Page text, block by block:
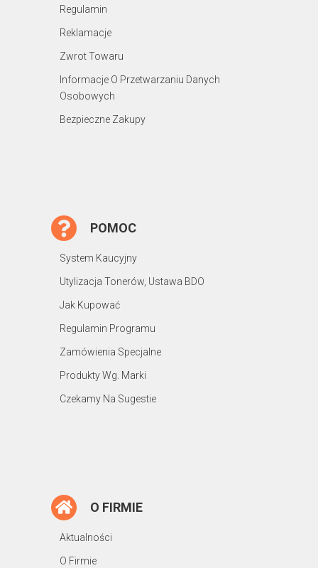
Regulamin
Reklamacje
Zwrot Towaru
Informacje O Przetwarzaniu Danych
Osobowych
Bezpieczne Zakupy
POMOC
System Kaucyjny
Utylizacja Tonerów, Ustawa BDO
Jak Kupować
Regulamin Programu
Zamówienia Specjalne
Produkty Wg. Marki
Czekamy Na Sugestie
O FIRMIE
Aktualności
O Firmie